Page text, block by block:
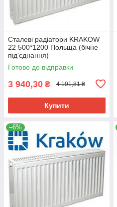
Сталеві радіатори KRAKOW
22 500*1200 Польща (бічне
під'єднання)
Готово до відправки
3 940,30 ₴ 4 191,81 ₴
Купити
–6%